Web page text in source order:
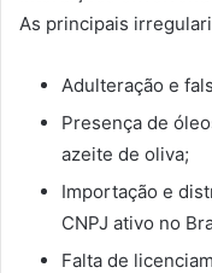
As principais
Adulteração e
Presença de
azeite de oliva;
Importação e
CNPJ ativo no
Falta de